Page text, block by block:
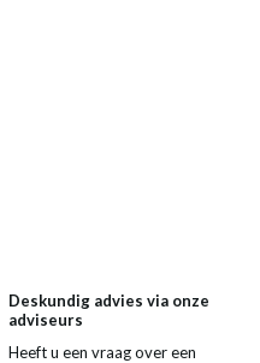
Deskundig advies via onze
adviseurs
Heeft u een vraag over een